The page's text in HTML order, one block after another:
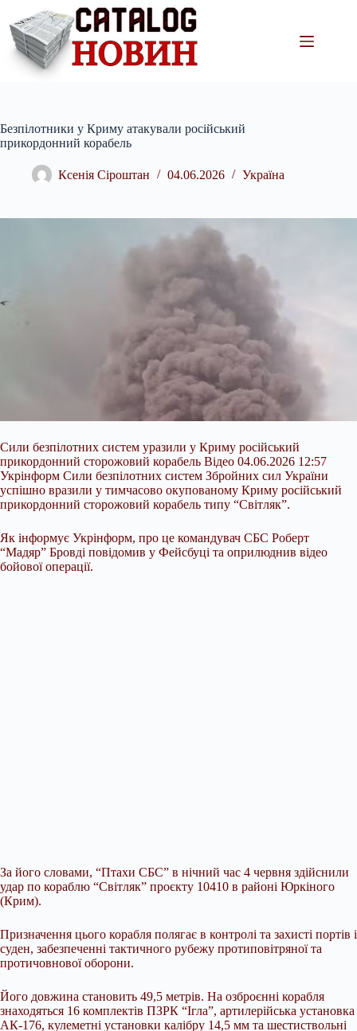
вмісту
Безпілотники у Криму атакували російський
прикордонний корабель
Ксенія Сіроштан 04.06.2026 Україна
Сили безпілотних систем уразили у Криму російський
прикордонний сторожовий корабель Відео 04.06.2026 12:57
Укрінформ Сили безпілотних систем Збройних сил України
успішно вразили у тимчасово окупованому Криму російський
прикордонний сторожовий корабель типу “Світляк”.
Як інформує Укрінформ, про це командувач СБС Роберт
“Мадяр” Бровді повідомив у Фейсбуці та оприлюднив відео
бойової операції.
За його словами, “Птахи СБС” в нічний час 4 червня здійснили
удар по кораблю “Світляк” проєкту 10410 в районі Юркіного
(Крим).
Призначення цього корабля полягає в контролі та захисті портів і
суден, забезпеченні тактичного рубежу протиповітряної та
протичовнової оборони.
Його довжина становить 49,5 метрів. На озброєнні корабля
знаходяться 16 комплектів ПЗРК “Ігла”, артилерійська установка
АК-176, кулеметні установки калібру 14,5 мм та шестиствольні